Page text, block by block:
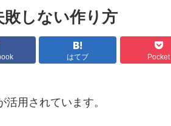
敗しない作り方
はてブ Pocket
用されています。